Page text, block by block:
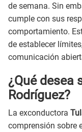
de semana. Sin
cumple con sus
comportamiento.
de establecer
comunicación
¿Qué desea
Rodríguez?
La exconductora
comprensión sobre